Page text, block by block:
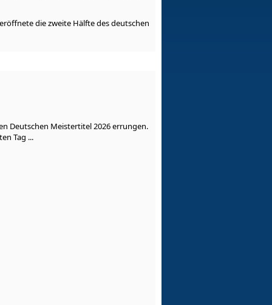
die zweite Hälfte des deutschen
Deutschen Meistertitel 2026 errungen.
Tag ...